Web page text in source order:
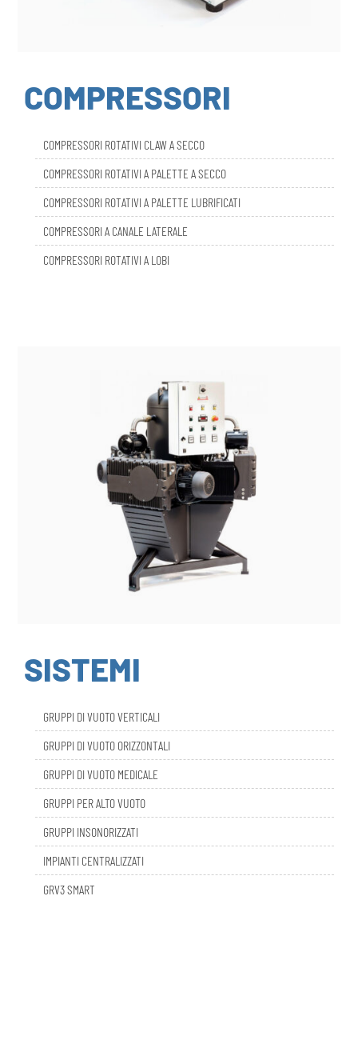
COMPRESSORI
COMPRESSORI ROTATIVI A PALETTE A SECCO
COMPRESSORI ROTATIVI A PALETTE LUBRIFICATI
COMPRESSORI A CANALE LATERALE
COMPRESSORI ROTATIVI A LOBI
SISTEMI
GRUPPI DI VUOTO ORIZZONTALI
GRUPPI DI VUOTO MEDICALE
GRUPPI PER ALTO VUOTO
GRUPPI INSONORIZZATI
IMPIANTI CENTRALIZZATI
GRV3 SMART